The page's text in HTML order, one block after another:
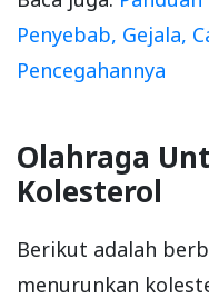
Penyebab, Gejala,
Pencegahannya
Olahraga
Kolesterol
Berikut adalah
menurunkan